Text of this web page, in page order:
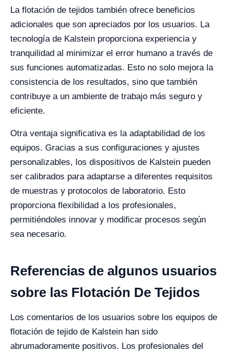
La flotación de tejidos también ofrece beneficios
adicionales que son apreciados por los usuarios. La
tecnología de Kalstein proporciona experiencia y
tranquilidad al minimizar el error humano a través de
sus funciones automatizadas. Esto no solo mejora la
consistencia de los resultados, sino que también
contribuye a un ambiente de trabajo más seguro y
eficiente.
Otra ventaja significativa es la adaptabilidad de los
equipos. Gracias a sus configuraciones y ajustes
personalizables, los dispositivos de Kalstein pueden
ser calibrados para adaptarse a diferentes requisitos
de muestras y protocolos de laboratorio. Esto
proporciona flexibilidad a los profesionales,
permitiéndoles innovar y modificar procesos según
sea necesario.
Referencias de algunos usuarios
sobre las Flotación De Tejidos
Los comentarios de los usuarios sobre los equipos de
flotación de tejido de Kalstein han sido
abrumadoramente positivos. Los profesionales del